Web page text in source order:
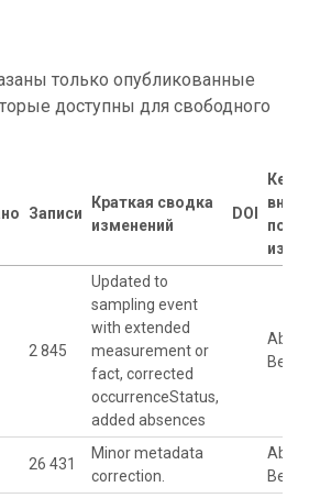
только опубликованные
доступны для свободного
Записи
Краткая сводка
изменений
DOI
Кем
2 845
Updated to
sampling event
with extended
measurement or
fact, corrected
occurrenceStatus,
added absences
26 431
Minor metadata
correction.